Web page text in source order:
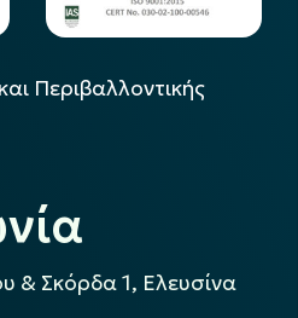
Περιβαλλοντικής
& Σκόρδα 1, Ελευσίνα